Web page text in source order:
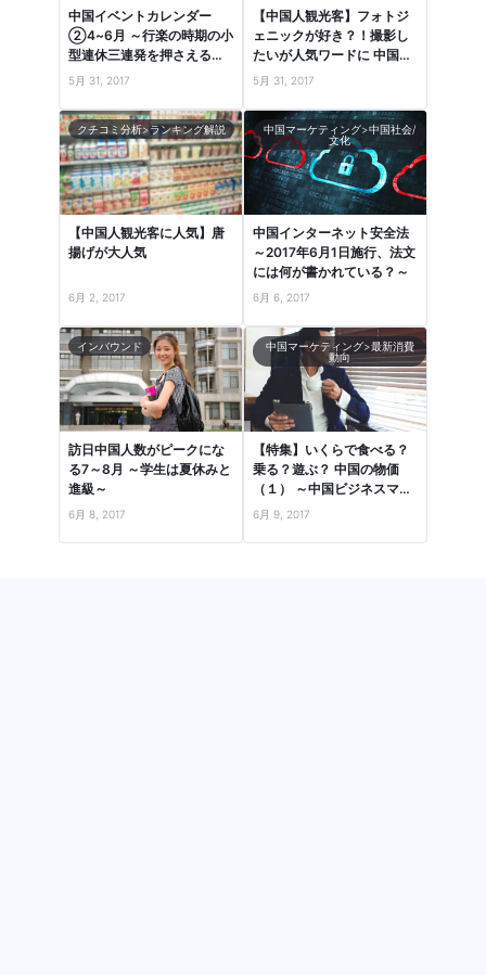
中国イベントカレンダー
②4~6月 ～行楽の時期の小
型連休三連発を押さえる！
～
5月 31, 2017
【中国人観光客】フォトジ
ェニックが好き？！撮影し
たいが人気ワードに 中国口
コミランキングより
5月 31, 2017
クチコミ分析>ランキング解説
【中国人観光客に人気】唐
揚げが大人気
6月 2, 2017
中国マーケティング>中国社会/
文化
中国インターネット安全法
～2017年6月1日施行、法文
には何が書かれている？～
6月 6, 2017
インバウンド
訪日中国人数がピークにな
る7～8月 ～学生は夏休みと
進級～
6月 8, 2017
中国マーケティング>最新消費
動向
【特集】いくらで食べる？
乗る？遊ぶ？ 中国の物価
（１） ～中国ビジネスマン
の1日で、流行品・食・住
6月 9, 2017